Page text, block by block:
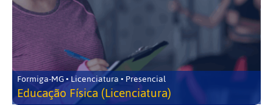
Formiga-MG • Licenciatura • Presencial
Educação Física (Licenciatura)